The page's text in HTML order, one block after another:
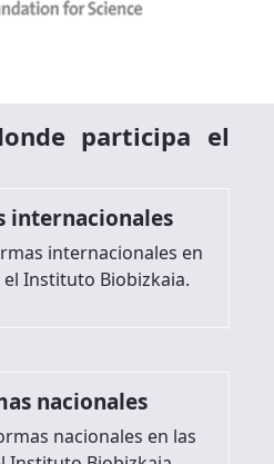
participa el
internacionales
internacionales en
Instituto Biobizkaia.
nacionales
nacionales en las